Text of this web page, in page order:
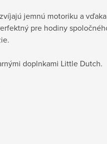
jemnú motoriku a
pre hodiny
doplnkami Little Dutch.